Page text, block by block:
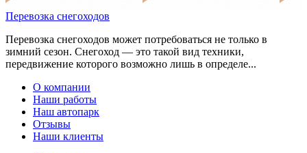
Перевозка снегоходов
Перевозка снегоходов может потребоваться не только в
зимний сезон. Снегоход — это такой вид техники,
передвижение которого возможно лишь в определе...
О компании
Наши работы
Наш автопарк
Отзывы
Наши клиенты